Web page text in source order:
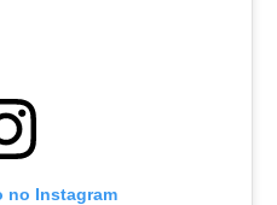
no Instagram